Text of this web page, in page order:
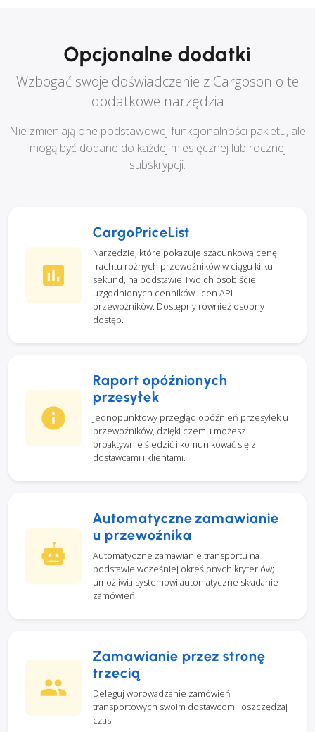
Opcjonalne dodatki
Wzbogać swoje doświadczenie z Cargoson o te
dodatkowe narzędzia
Nie zmieniają one podstawowej funkcjonalności pakietu, ale
mogą być dodane do każdej miesięcznej lub rocznej
subskrypcji:
CargoPriceList
Narzędzie, które pokazuje szacunkową cenę
frachtu różnych przewoźników w ciągu kilku
sekund, na podstawie Twoich osobiście
uzgodnionych cenników i cen API
przewoźników. Dostępny również osobny
dostęp.
Raport opóźnionych
przesyłek
Jednopunktowy przegląd opóźnień przesyłek u
przewoźników, dzięki czemu możesz
proaktywnie śledzić i komunikować się z
dostawcami i klientami.
Automatyczne zamawianie
u przewoźnika
Automatyczne zamawianie transportu na
podstawie wcześniej określonych kryteriów;
umożliwia systemowi automatyczne składanie
zamówień.
Zamawianie przez stronę
trzecią
Deleguj wprowadzanie zamówień
transportowych swoim dostawcom i oszczędzaj
czas.